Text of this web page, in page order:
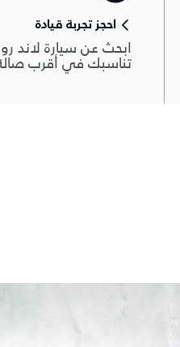
احجز تجربة قيادة
ابحث عن سيارة لاند
تناسبك في أقرب